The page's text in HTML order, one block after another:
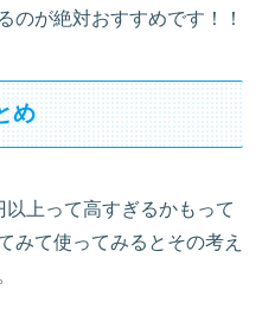
のが絶対おすすめです！！
め
上って高すぎるかもって
みて使ってみるとその考え